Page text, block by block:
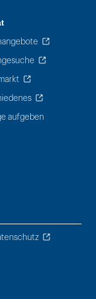
aufgeben